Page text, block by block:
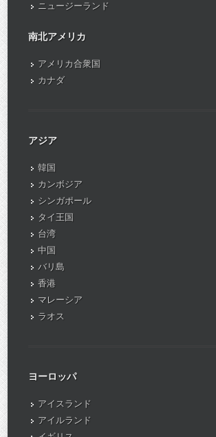
ニュージーランド
南北アメリカ
アメリカ合衆国
カナダ
アジア
韓国
カンボジア
シンガポール
タイ王国
台湾
中国
バリ島
香港
マレーシア
ラオス
ヨーロッパ
アイスランド
アイルランド